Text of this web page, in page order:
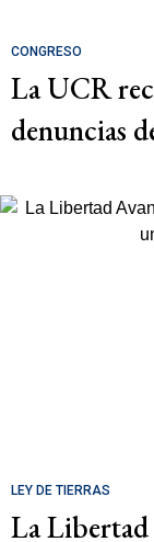
CONGRESO
La UCR
denuncias
LEY DE TIERRAS
La Libertad